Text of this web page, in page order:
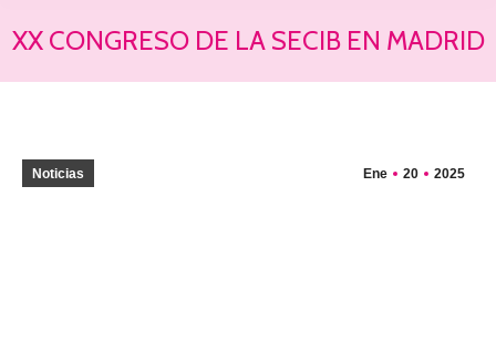
XX CONGRESO DE LA SECIB EN MADRID
Ene 20 2025
Noticias